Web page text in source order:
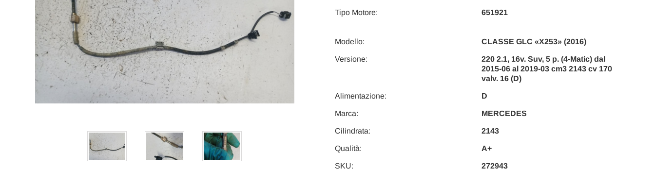
Modello: CLASSE GLC «X253» (2016)
Versione:
220 2.1, 16v. Suv, 5 p. (4-Matic) dal
2015-06 al 2019-03 cm3 2143 cv 170
valv. 16 (D)
Cilindrata: 2143
Alimentazione: D
Tipo Motore: 651921
Marca: MERCEDES
Qualità: A+
SKU: 272943